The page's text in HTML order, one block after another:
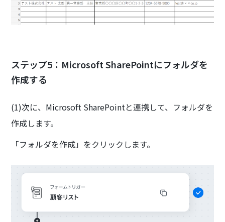
ステップ5：Microsoft SharePointにフォルダを
作成する
(1)次に、Microsoft SharePointと連携して、フォルダを
作成します。
「フォルダを作成」をクリックします。